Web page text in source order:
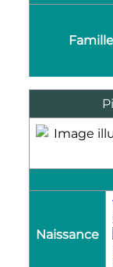
Famille
Naissance